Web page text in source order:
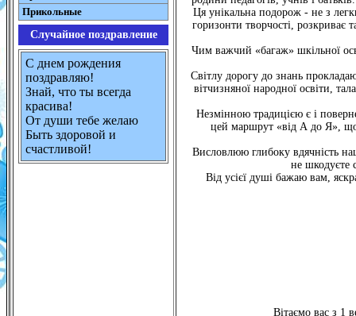
Прикольные
Случайное поздравление
С днем рождения
поздравляю!
Знай, что ты всегда
красива!
От души тебе желаю
Быть здоровой и
счастливой!
Ця унікальна подорож - не з
горизонти творчості, розкриває
Чим важчий «багаж» шкільної
Світлу дорогу до знань
вітчизняної народної освіти,
Незмінною традицією є і
цей маршрут «від А до Я»,
Висловлюю глибоку вдячність
не шкодуєте
Від усієї душі бажаю вам,
Вітаємо вас з 1